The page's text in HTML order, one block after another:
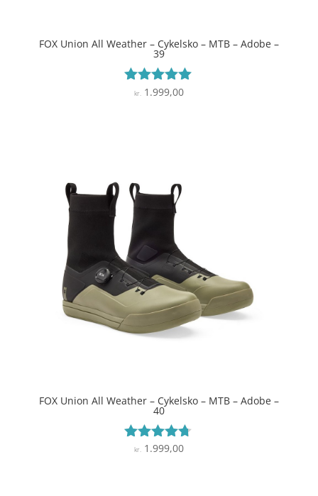
FOX Union All Weather – Cykelsko – MTB – Adobe –
39
Vurderet
kr. 1.999,00
FOX Union All Weather – Cykelsko – MTB – Adobe –
40
Vurderet
kr.1.999,00